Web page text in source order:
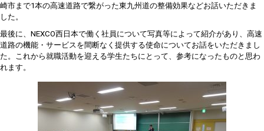
崎市まで1本の高速道路で繋がった東九州道の整備効果などお話いただきま
した。
最後に、 NEXCO西日本で働く社員について写真等によって紹介があり、高速
道路の機能・サービスを間断なく提供する使命についてお話をいただきまし
た。これから就職活動を迎える学生たちにとって、参考になったものと思わ
れます。